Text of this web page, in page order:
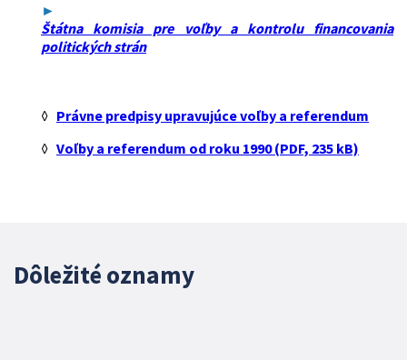
►
Štátna komisia pre voľby a kontrolu financovania
politických strán
◊ Právne predpisy upravujúce voľby a referendum
◊ Voľby a referendum od roku 1990 (PDF, 235 kB)
Dôležité oznamy